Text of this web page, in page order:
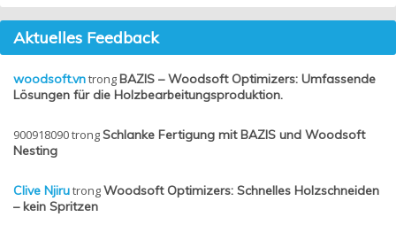
Aktuelles Feedback
woodsoft.vntrongBAZIS – Woodsoft Optimizers: Umfassende
Lösungen für die Holzbearbeitungsproduktion.
900918090trongSchlanke Fertigung mit BAZIS und Woodsoft
Nesting
Clive NjirutrongWoodsoft Optimizers: Schnelles Holzschneiden
– kein Spritzen